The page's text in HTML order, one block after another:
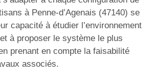
à Penne-d’Agenais (47140) se
capacité à étudier l’environnement
à proposer le système le plus
prenant en compte la faisabilité
associés.